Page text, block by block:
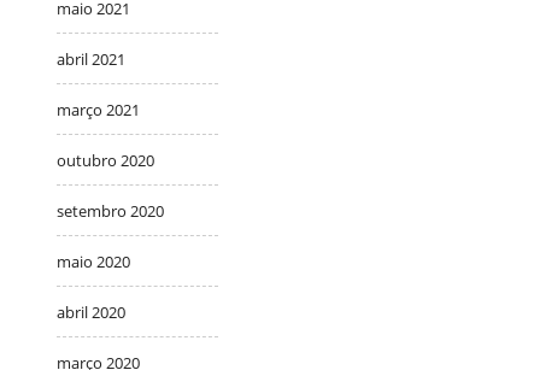
maio 2021
abril 2021
março 2021
outubro 2020
setembro 2020
maio 2020
abril 2020
março 2020